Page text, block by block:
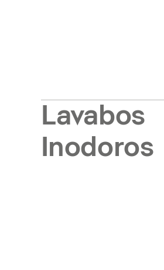
Lavabos
Inodoros